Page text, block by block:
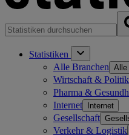
Statistiken
Alle Branchen Alle
Wirtschaft & Politik
Pharma &
Internet Internet
Gesellschaft
Verkehr & Logistik